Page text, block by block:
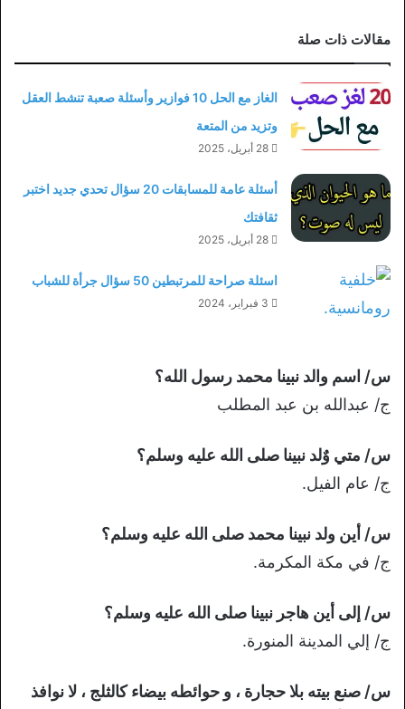
مقالات ذات صلة
الغاز مع الحل 10 فوازير وأسئلة صعبة تنشط العقل
وتزيد من المتعة
28 أبريل، 2025
أسئلة عامة للمسابقات 20 سؤال تحدي جديد اختبر
ثقافتك
28 أبريل، 2025
اسئلة صراحة للمرتبطين 50 سؤال جرأة للشباب
3 فبراير، 2024
س/ اسم والد نبينا محمد رسول الله؟
ج/ عبدالله بن عبد المطلب
س/ متي وٌلد نبينا صلى الله عليه وسلم؟
ج/ عام الفيل.
س/ أين ولد نبينا محمد صلى الله عليه وسلم؟
ج/ في مكة المكرمة.
س/ إلى أين هاجر نبينا صلى الله عليه وسلم؟
ج/ إلي المدينة المنورة.
س/ صنع بيته بلا حجارة ، و حوائطه بيضاء كالثلج ، لا نوافذ